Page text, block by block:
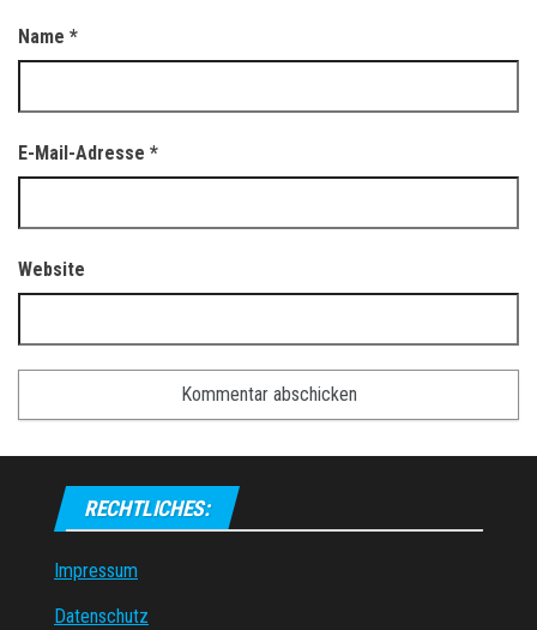
Name *
E-Mail-Adresse *
Website
RECHTLICHES:
Impressum
Datenschutz